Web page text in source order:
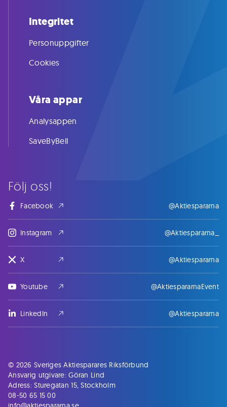
Följ oss!
Facebook @Aktiespararna
Instagram @Aktiespararna_
X @Aktiespararna
Youtube @AktiespararnaEvent
LinkedIn @Aktiespararna
Integritet
Personuppgifter
Cookies
Våra appar
Analysappen
SaveByBell
© 2026 Sveriges Aktiesparares Riksförbund
Ansvarig utgivare: Göran Lind
Adress: Sturegatan 15, Stockholm
08-50 65 15 00